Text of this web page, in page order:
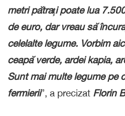
metri pătrați poate lua
de euro, dar vreau să
celelalte legume. Vorbim
ceapă verde, ardei kapia,
Sunt mai multe legume pe
fermierii”, a precizat Florin